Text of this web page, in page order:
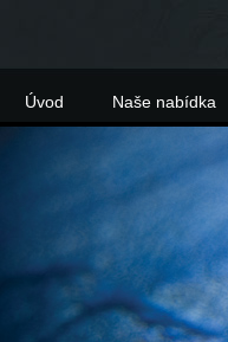
Úvod Naše nabídka